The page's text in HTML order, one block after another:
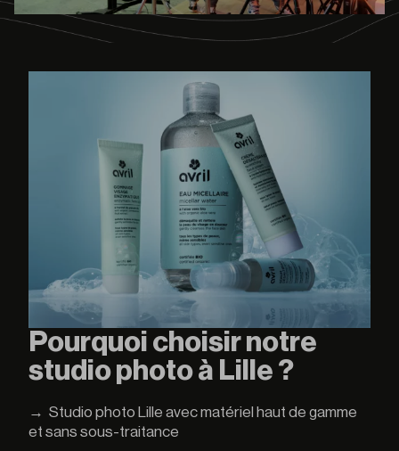
Pourquoi choisir notre
studio photo à Lille ?
→ Studio photo Lille avec matériel haut de gamme
et sans sous-traitance